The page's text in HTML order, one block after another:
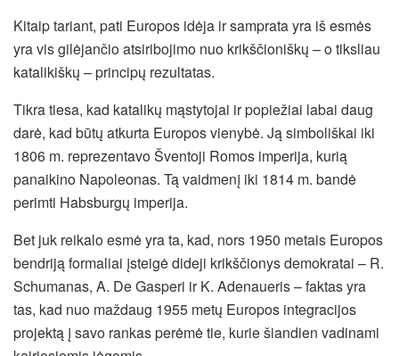
Kitaip tariant, pati Europos idėja ir samprata yra iš esmės
yra vis gilėjančio atsiribojimo nuo krikščioniškų – o tiksliau
katalikiškų – principų rezultatas.
Tikra tiesa, kad katalikų mąstytojai ir popiežiai labai daug
darė, kad būtų atkurta Europos vienybė. Ją simboliškai iki
1806 m. reprezentavo Šventoji Romos imperija, kurią
panaikino Napoleonas. Tą vaidmenį iki 1814 m. bandė
perimti Habsburgų imperija.
Bet juk reikalo esmė yra ta, kad, nors 1950 metais Europos
bendriją formaliai įsteigė dideji krikščionys demokratai – R.
Schumanas, A. De Gasperi ir K. Adenaueris – faktas yra
tas, kad nuo maždaug 1955 metų Europos integracijos
projektą į savo rankas perėmė tie, kurie šiandien vadinami